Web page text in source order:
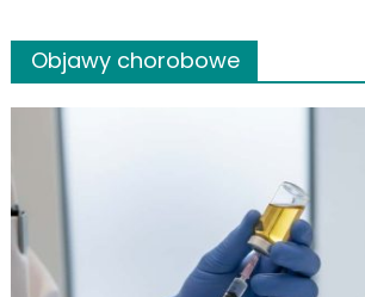
Objawy chorobowe